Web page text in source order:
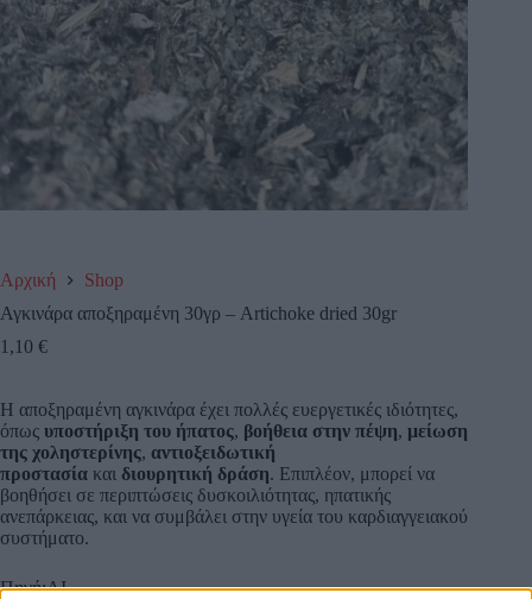
Αρχική
Shop
Αγκινάρα αποξηραμένη 30γρ – Artichoke dried 30gr
1,10 €
Η αποξηραμένη αγκινάρα έχει πολλές ευεργετικές ιδιότητες,
όπως υποστήριξη του ήπατος, βοήθεια στην πέψη, μείωση
της χοληστερίνης, αντιοξειδωτική
προστασία και διουρητική δράση. Επιπλέον, μπορεί να
βοηθήσει σε περιπτώσεις δυσκοιλιότητας, ηπατικής
ανεπάρκειας, και να συμβάλει στην υγεία του καρδιαγγειακού
συστήματο.
Πηγή:AI